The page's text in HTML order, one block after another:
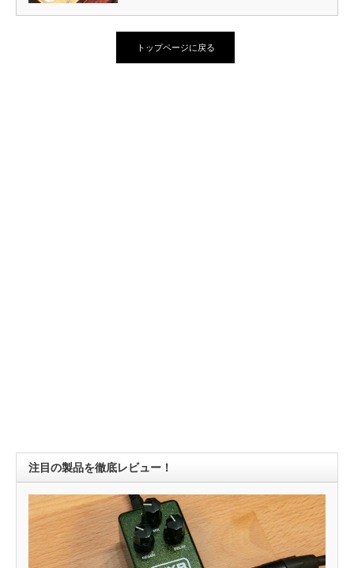
トップページに戻る
注目の製品を徹底レビュー！